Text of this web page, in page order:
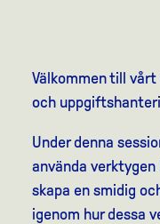
Välkommen till
och
Under denna
använda verktygen
skapa en smidig
igenom hur dessa